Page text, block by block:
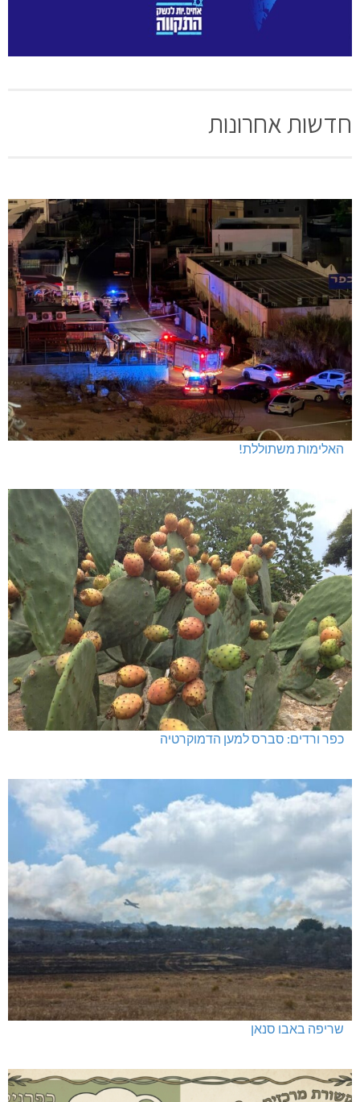
חדשות אחרונות
האלימות משתוללת!
כפר ורדים: סברס למען הדמוקרטיה
שריפה באבו סנאן